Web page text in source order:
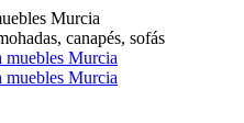
Murcia
canapés, sofás